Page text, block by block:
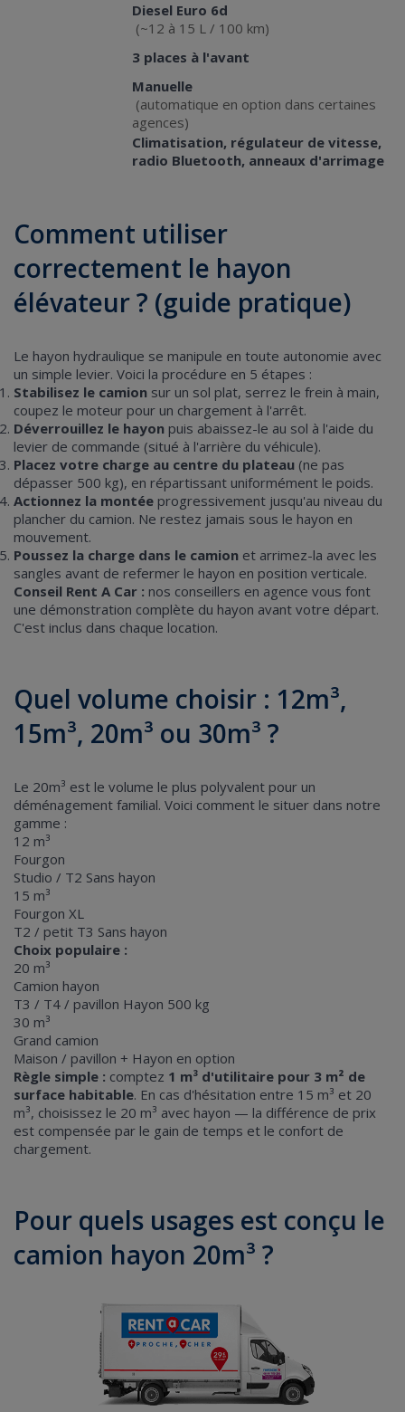
Diesel Euro 6d
(~12 à 15 L / 100 km)
3 places à l'avant
Manuelle
(automatique en option dans certaines
agences)
Climatisation, régulateur de vitesse,
radio Bluetooth, anneaux d'arrimage
Comment utiliser
correctement le hayon
élévateur ? (guide pratique)
Le hayon hydraulique se manipule en toute autonomie avec
un simple levier. Voici la procédure en 5 étapes :
Stabilisez le camion sur un sol plat, serrez le frein à main,
coupez le moteur pour un chargement à l'arrêt.
Déverrouillez le hayon puis abaissez-le au sol à l'aide du
levier de commande (situé à l'arrière du véhicule).
Placez votre charge au centre du plateau (ne pas
dépasser 500 kg), en répartissant uniformément le poids.
Actionnez la montée progressivement jusqu'au niveau du
plancher du camion. Ne restez jamais sous le hayon en
mouvement.
Poussez la charge dans le camion et arrimez-la avec les
sangles avant de refermer le hayon en position verticale.
Conseil Rent A Car : nos conseillers en agence vous font
une démonstration complète du hayon avant votre départ.
C'est inclus dans chaque location.
Quel volume choisir : 12m³,
15m³, 20m³ ou 30m³ ?
Le 20m³ est le volume le plus polyvalent pour un
déménagement familial. Voici comment le situer dans notre
gamme :
12 m³
Fourgon
Studio / T2 Sans hayon
15 m³
Fourgon XL
T2 / petit T3 Sans hayon
Choix populaire :
20 m³
Camion hayon
T3 / T4 / pavillon Hayon 500 kg
30 m³
Grand camion
Maison / pavillon + Hayon en option
Règle simple : comptez 1 m³ d'utilitaire pour 3 m² de
surface habitable. En cas d'hésitation entre 15 m³ et 20
m³, choisissez le 20 m³ avec hayon — la différence de prix
est compensée par le gain de temps et le confort de
chargement.
Pour quels usages est conçu le
camion hayon 20m³ ?